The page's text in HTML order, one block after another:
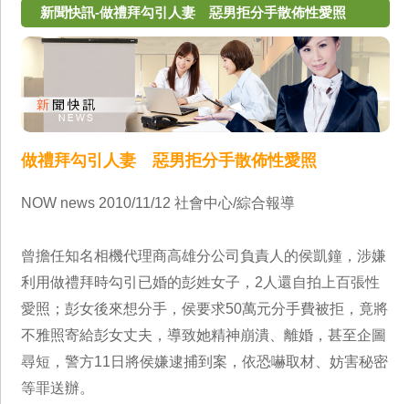
新聞快訊-做禮拜勾引人妻 惡男拒分手散佈性愛照
做禮拜勾引人妻 惡男拒分手散佈性愛照
NOW news 2010/11/12 社會中心/綜合報導
曾擔任知名相機代理商高雄分公司負責人的侯凱鐘，涉嫌
利用做禮拜時勾引已婚的彭姓女子，2人還自拍上百張性
愛照；彭女後來想分手，侯要求50萬元分手費被拒，竟將
不雅照寄給彭女丈夫，導致她精神崩潰、離婚，甚至企圖
尋短，警方11日將侯嫌逮捕到案，依恐嚇取材、妨害秘密
等罪送辦。